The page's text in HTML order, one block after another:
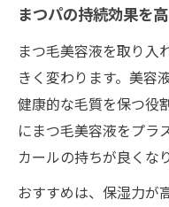
まつパの持続効果を
まつ毛美容液を取り入
きく変わります。美容
健康的な毛質を保つ役
にまつ毛美容液をプラ
カールの持ちが良くな
おすすめは、保湿力が